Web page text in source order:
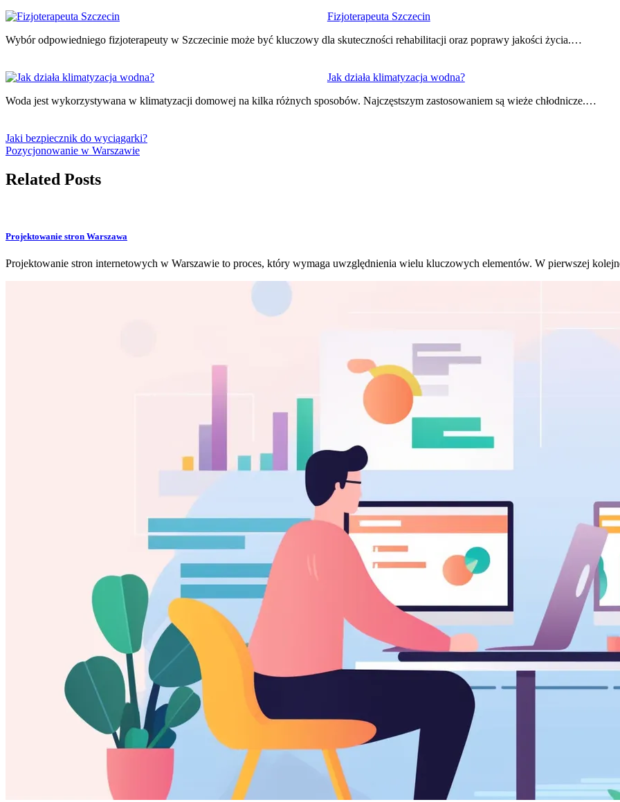
Fizjoterapeuta Szczecin
Wybór odpowiedniego fizjoterapeuty w Szczecinie może być kluczowy dla skuteczności rehabilitacji oraz poprawy jakości życia.…
Jak działa klimatyzacja wodna?
Woda jest wykorzystywana w klimatyzacji domowej na kilka różnych sposobów. Najczęstszym zastosowaniem są wieże chłodnicze.…
Jaki bezpiecznik do wyciągarki?
Pozycjonowanie w Warszawie
Related Posts
Projektowanie stron Warszawa
Projektowanie stron internetowych w Warszawie to proces, który wymaga uwzględnienia wielu kluczowych elementów. W pierwszej